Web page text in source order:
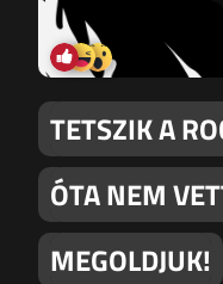
TETSZIK A
ÓTA NEM
MEGOLDJUK!